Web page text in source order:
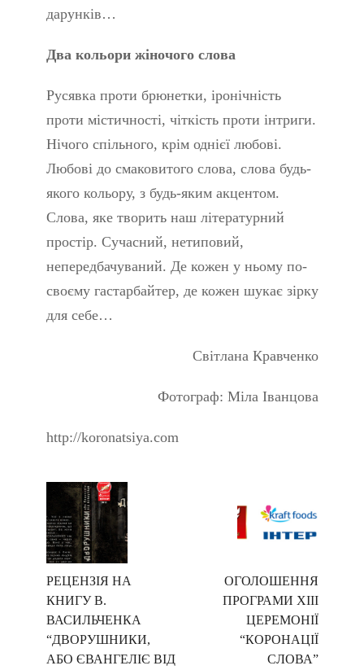
дарунків…
Два кольори жіночого слова
Русявка проти брюнетки, іронічність
проти містичності, чіткість проти інтриги.
Нічого спільного, крім однієї любові.
Любові до смаковитого слова, слова будь-
якого кольору, з будь-яким акцентом.
Слова, яке творить наш літературний
простір. Сучасний, нетиповий,
непередбачуваний. Де кожен у ньому по-
своєму гастарбайтер, де кожен шукає зірку
для себе…
Світлана Кравченко
Фотограф: Міла Іванцова
http://koronatsiya.com
РЕЦЕНЗІЯ НА
КНИГУ В.
ВАСИЛЬЧЕНКА
“ДВОРУШНИКИ,
АБО ЄВАНГЕЛІЄ ВІД
ОГОЛОШЕННЯ
ПРОГРАМИ XIII
ЦЕРЕМОНІЇ
“КОРОНАЦІЇ
СЛОВА”